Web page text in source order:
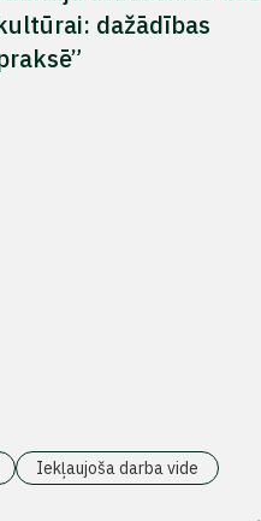
dažādības
Iekļaujoša darba vide